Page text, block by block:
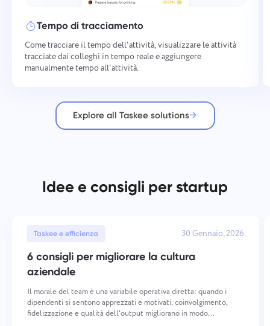
Tempo di tracciamento
Come tracciare il tempo dell'attività, visualizzare le attività
tracciate dai colleghi in tempo reale e aggiungere
manualmente tempo all'attività.
Explore all Taskee solutions
Idee e consigli per startup
Taskee e efficienza 30 Gennaio, 2026
6 consigli per migliorare la cultura
aziendale
Il morale del team è una variabile operativa diretta: quando i
dipendenti si sentono apprezzati e motivati, coinvolgimento,
fidelizzazione e qualità dell'output migliorano in modo